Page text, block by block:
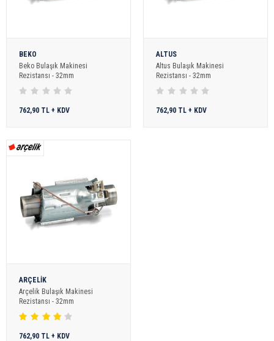
BEKO
Beko Bulaşık Makinesi
Rezistansı - 32mm
762,90 TL + KDV
ALTUS
Altus Bulaşık Makinesi
Rezistansı - 32mm
762,90 TL + KDV
ARÇELİK
Arçelik Bulaşık Makinesi
Rezistansı - 32mm
762,90 TL + KDV